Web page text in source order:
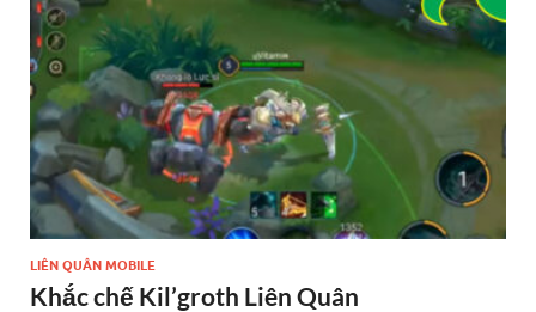
LIÊN QUÂN MOBILE
Khắc chế Kil’groth Liên Quân